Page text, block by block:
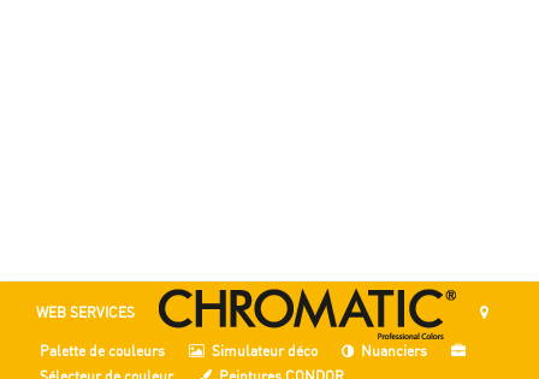
WEB SERVICES
Palette de couleurs Simulateur déco
Nuanciers